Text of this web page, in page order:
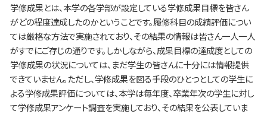
学修成果とは、本学の各学部が設定している学修成果目標を皆さん
がどの程度達成したのかということです。履修科目の成績評価につい
ては厳格な方法で実施されており、その結果の情報は皆さん一人一人
がすでにご存じの通りです。しかしながら、成果目標の達成度としての
学修成果の状況については、まだ学生の皆さんに十分には情報提供
できていません。ただし、学修成果を図る手段のひとつとしての学生に
よる学修成果評価については、本学は毎年度、卒業年次の学生に対し
て学修成果アンケート調査を実施しており、その結果を公表していま